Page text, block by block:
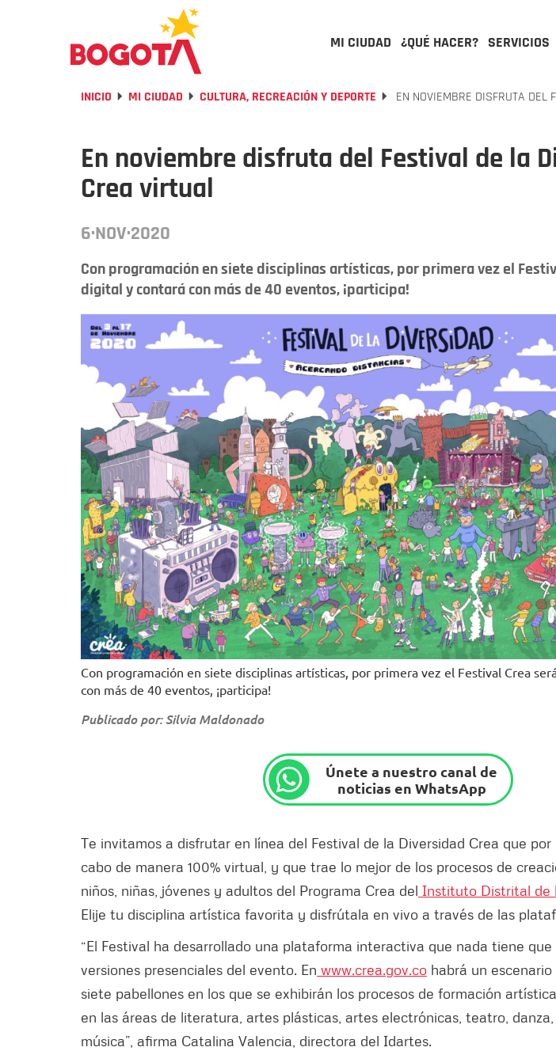
MI CIUDAD ¿QUÉ HACER? SERVICIOS
INICIO MI CIUDAD CULTURA, RECREACIÓN Y DEPORTE EN NOVIEMBRE DISFRUTA DEL
En noviembre disfruta del Festival de la
Crea virtual
6·NOV·2020
Con programación en siete disciplinas artísticas, por primera vez el
digital y contará con más de 40 eventos, ¡participa!
Con programación en siete disciplinas artísticas, por primera vez el Festival Crea
con más de 40 eventos, ¡participa!
Publicado por: Silvia Maldonado
Únete a nuestro canal de
noticias en WhatsApp
Te invitamos a disfrutar en línea del Festival de la Diversidad Crea que por
cabo de manera 100% virtual, y que trae lo mejor de los procesos de
niños, niñas, jóvenes y adultos del Programa Crea del Instituto Distrital de
Elije tu disciplina artística favorita y disfrútala en vivo a través de las
“El Festival ha desarrollado una plataforma interactiva que nada tiene
versiones presenciales del evento. En www.crea.gov.co habrá un
siete pabellones en los que se exhibirán los procesos de formación
en las áreas de literatura, artes plásticas, artes electrónicas, teatro,
música”, afirma Catalina Valencia, directora del Idartes.